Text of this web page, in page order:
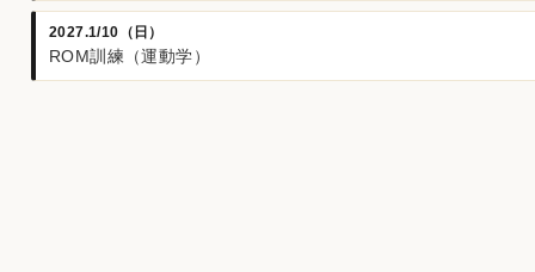
2027.1/10（日）
ROM訓練（運動学）